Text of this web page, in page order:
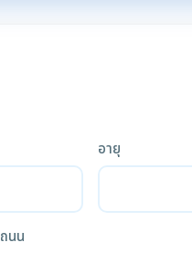
อายุ
ถนน